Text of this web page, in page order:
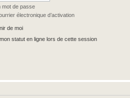
mot de passe
électronique d’activation
de moi
statut en ligne lors de cette session